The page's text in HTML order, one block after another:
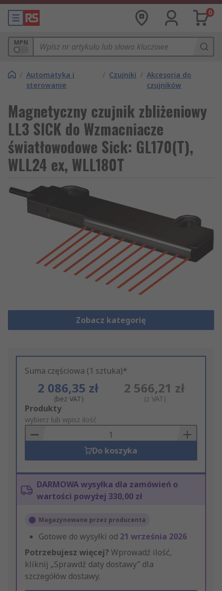
0
MPN
/ Automatyka i
sterowanie
/ Czujniki / Akcesoria do
czujników
Magnetyczny czujnik zbliżeniowy
LL3 SICK do Wzmacniacze
światłowodowe Sick: GL170(T),
WLL24 ex, WLL180T
Zobacz kategorię
Suma częściowa (1 sztuka)*
2 086,35 zł
(bez VAT)
2 566,21 zł
(z VAT)
Add
to
Basket
Produkty
wybierz lub wpisz ilość
Do koszyka
DARMOWA wysyłka dla zamówień o
wartości powyżej 330,00 zł
Magazynowane przez producenta
Gotowe do wysyłki od 21 września 2026
Potrzebujesz więcej? Wprowadź ilość,
kliknij „Sprawdź daty dostawy” dla
szczegółów dostawy.